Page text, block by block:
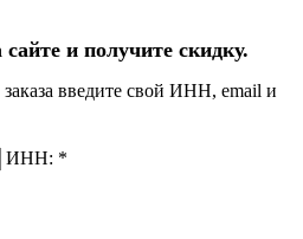
и получите скидку.
введите свой ИНН, email и
ИНН: *